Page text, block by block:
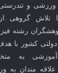
و تندرستی
آذر ماه 1392 با تلاش
رشته
کشور با
به
مندان به